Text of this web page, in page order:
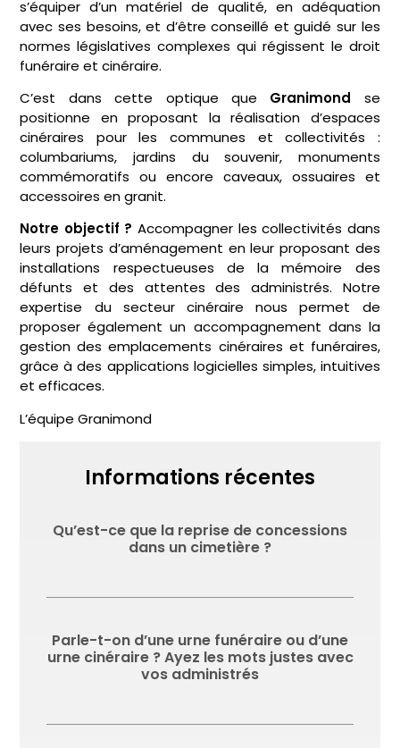
s’équiper d’un matériel de qualité, en adéquation
avec ses besoins, et d’être conseillé et guidé sur les
normes législatives complexes qui régissent le droit
funéraire et cinéraire.
C’est dans cette optique que Granimond se
positionne en proposant la réalisation d’espaces
cinéraires pour les communes et collectivités :
columbariums, jardins du souvenir, monuments
commémoratifs ou encore caveaux, ossuaires et
accessoires en granit.
Notre objectif ? Accompagner les collectivités dans
leurs projets d’aménagement en leur proposant des
installations respectueuses de la mémoire des
défunts et des attentes des administrés. Notre
expertise du secteur cinéraire nous permet de
proposer également un accompagnement dans la
gestion des emplacements cinéraires et funéraires,
grâce à des applications logicielles simples, intuitives
et efficaces.
L’équipe Granimond
Informations récentes
Qu’est-ce que la reprise de concessions
dans un cimetière ?
Parle-t-on d’une urne funéraire ou d’une
urne cinéraire ? Ayez les mots justes avec
vos administrés